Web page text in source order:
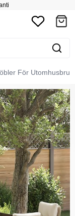
För Utomhusbruk